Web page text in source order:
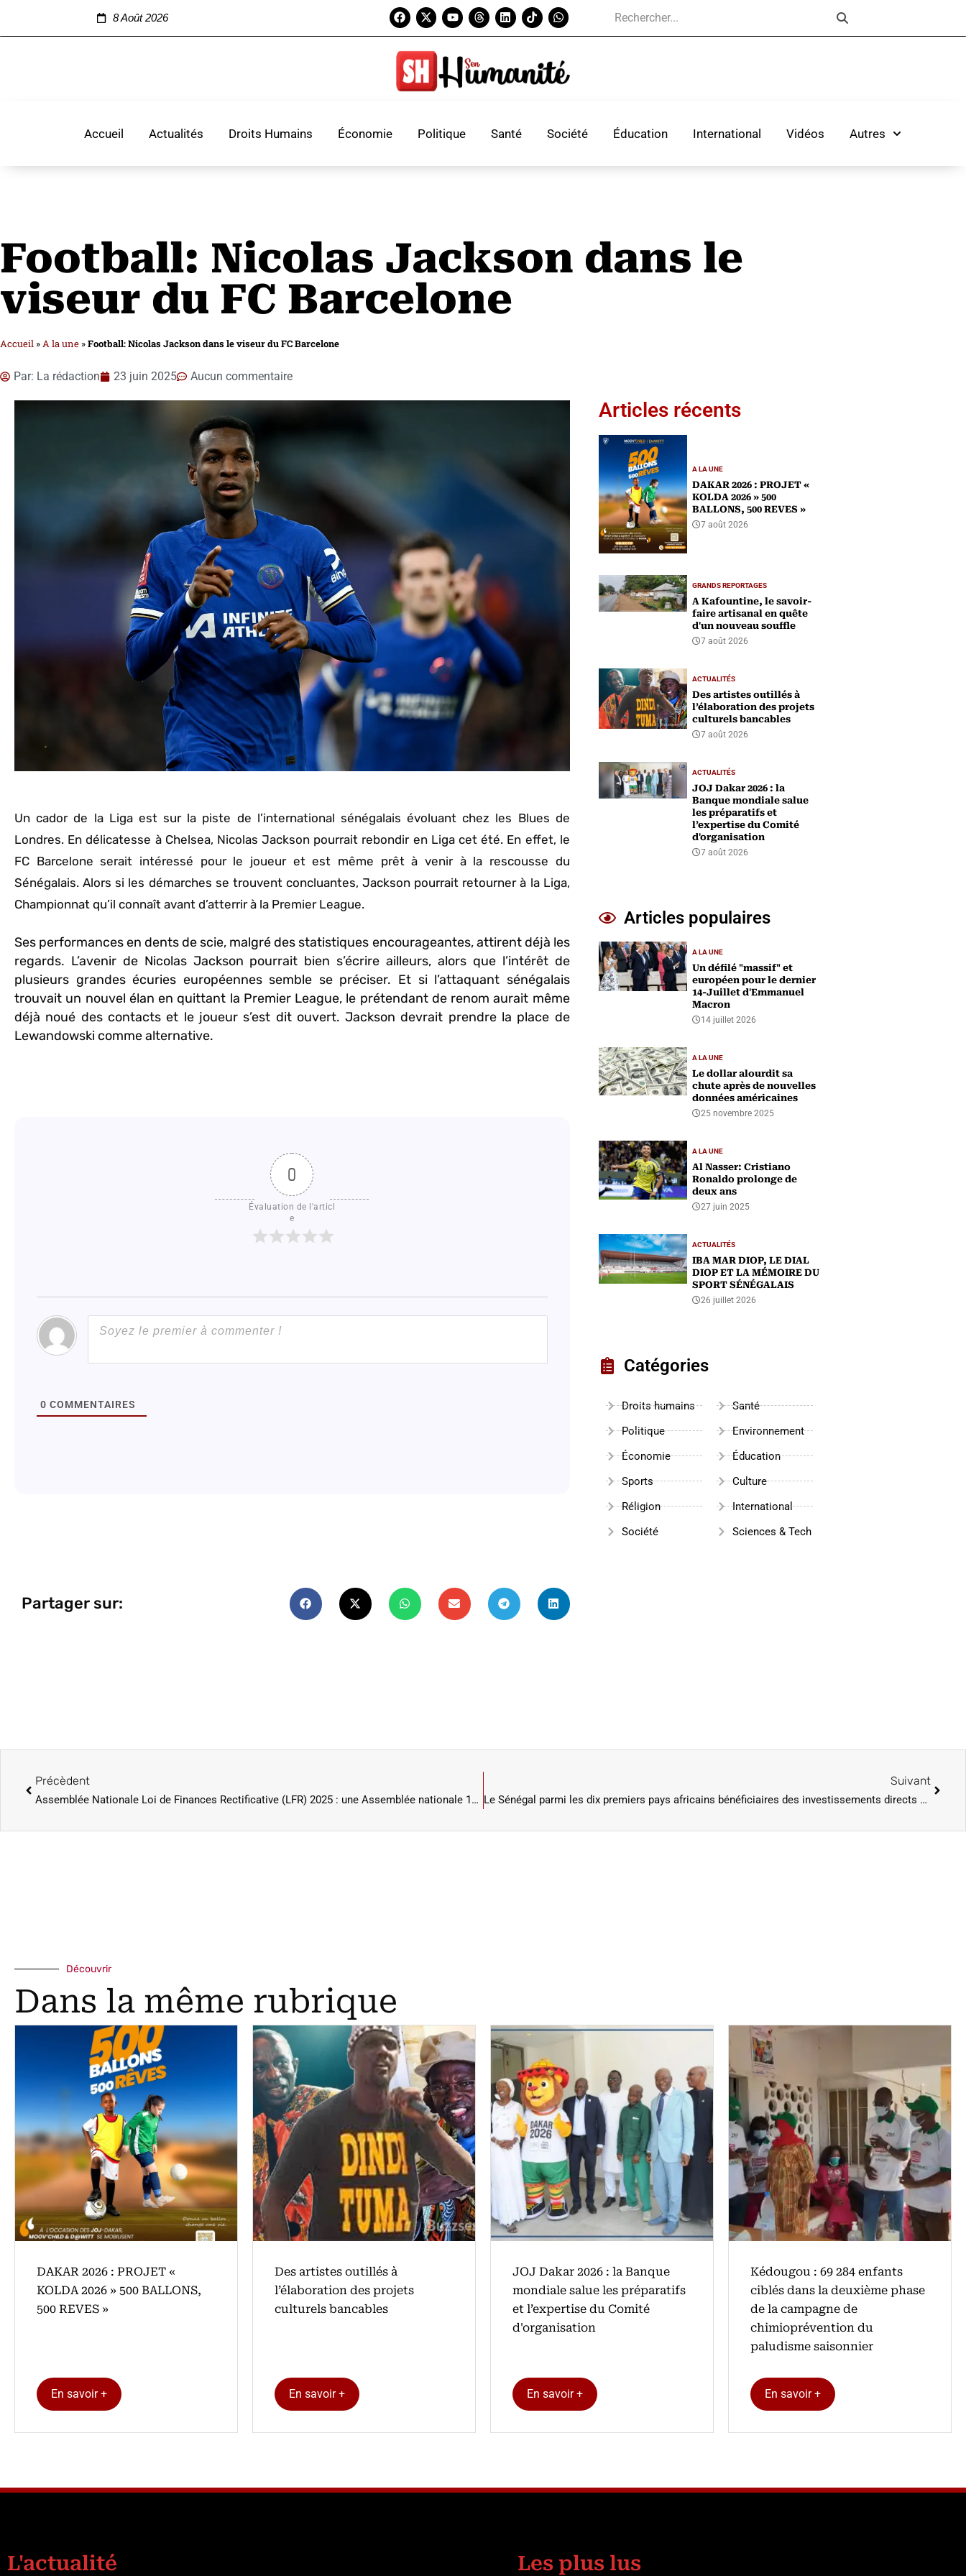
8 Août 2026
Accueil Actualités Droits Humains Économie Politique Santé Société Éducation International Vidéos Autres
Football: Nicolas Jackson dans le
viseur du FC Barcelone
Accueil »A la une »Football: Nicolas Jackson dans le viseur du FC Barcelone
Par: La rédaction 23 juin 2025 Aucun commentaire
Un cador de la Liga est sur la piste de l’international sénégalais évoluant chez les Blues de
Londres. En délicatesse à Chelsea, Nicolas Jackson pourrait rebondir en Liga cet été. En effet, le
FC Barcelone serait intéressé pour le joueur et est même prêt à venir à la rescousse du
Sénégalais. Alors si les démarches se trouvent concluantes, Jackson pourrait retourner à la Liga,
Championnat qu’il connaît avant d’atterrir à la Premier League.
Ses performances en dents de scie, malgré des statistiques encourageantes, attirent déjà les
regards. L’avenir de Nicolas Jackson pourrait bien s’écrire ailleurs, alors que l’intérêt de
plusieurs grandes écuries européennes semble se préciser. Et si l’attaquant sénégalais
trouvait un nouvel élan en quittant la Premier League, le prétendant de renom aurait même
déjà noué des contacts et le joueur s’est dit ouvert. Jackson devrait prendre la place de
Lewandowski comme alternative.
0
Évaluation de l'articl
e
0 COMMENTAIRES
Partager sur:
Articles récents
A LA UNE
DAKAR 2026 : PROJET «
KOLDA 2026 » 500
BALLONS, 500 REVES »
7 août 2026
GRANDS REPORTAGES
A Kafountine, le savoir-
faire artisanal en quête
d'un nouveau souffle
7 août 2026
ACTUALITÉS
Des artistes outillés à
l’élaboration des projets
culturels bancables
7 août 2026
ACTUALITÉS
‎JOJ Dakar 2026 : la
Banque mondiale salue
les préparatifs et
l’expertise du Comité
d'organisation
7 août 2026
Articles populaires
A LA UNE
Un défilé "massif" et
européen pour le dernier
14-Juillet d'Emmanuel
Macron
14 juillet 2026
A LA UNE
Le dollar alourdit sa
chute après de nouvelles
données américaines
25 novembre 2025
A LA UNE
Al Nasser: Cristiano
Ronaldo prolonge de
deux ans
27 juin 2025
ACTUALITÉS
IBA MAR DIOP, LE DIAL
DIOP ET LA MÉMOIRE DU
SPORT SÉNÉGALAIS
26 juillet 2026
Catégories
Droits humains
Politique
Économie
Sports
Réligion
Société
Santé
Environnement
Éducation
Culture
International
Sciences & Tech
Précèdent
Assemblée Nationale Loi de Finances Rectificative (LFR) 2025 : une Assemblée nationale 100 % numérique
Suivant
Le Sénégal parmi les dix premiers pays africains bénéficiaires des investissements directs étrangers (IDE) en 2024
Découvrir
Dans la même rubrique
DAKAR 2026 : PROJET «
KOLDA 2026 » 500 BALLONS,
500 REVES »
En savoir +
Des artistes outillés à
l’élaboration des projets
culturels bancables
En savoir +
‎JOJ Dakar 2026 : la Banque
mondiale salue les préparatifs
et l’expertise du Comité
d'organisation
En savoir +
Kédougou : 69 284 enfants
ciblés dans la deuxième phase
de la campagne de
chimioprévention du
paludisme saisonnier
En savoir +
L'actualité Les plus lus